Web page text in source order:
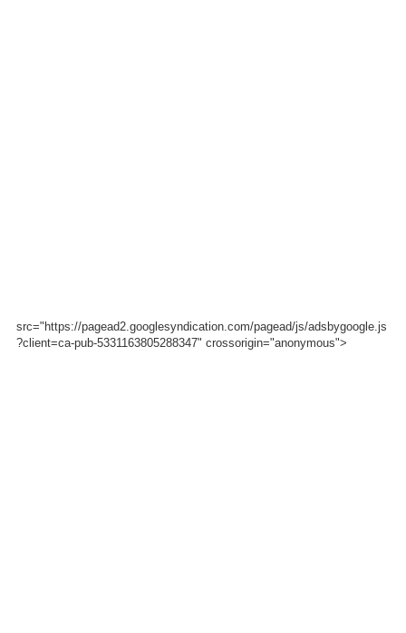
src="https://pagead2.googlesyndication.com/pagead/js/adsbygoogle.js
?client=ca-pub-5331163805288347" crossorigin="anonymous">